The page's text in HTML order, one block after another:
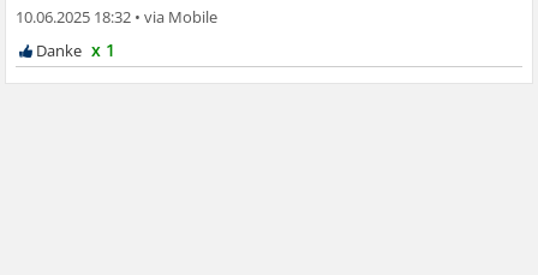
10.06.2025 18:32 •
x 1